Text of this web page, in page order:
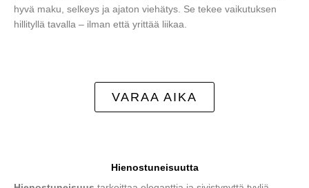
hyvä maku, selkeys ja ajaton viehätys. Se tekee vaikutuksen
hillityllä tavalla – ilman että yrittää liikaa.
VARAA AIKA
Hienostuneisuutta